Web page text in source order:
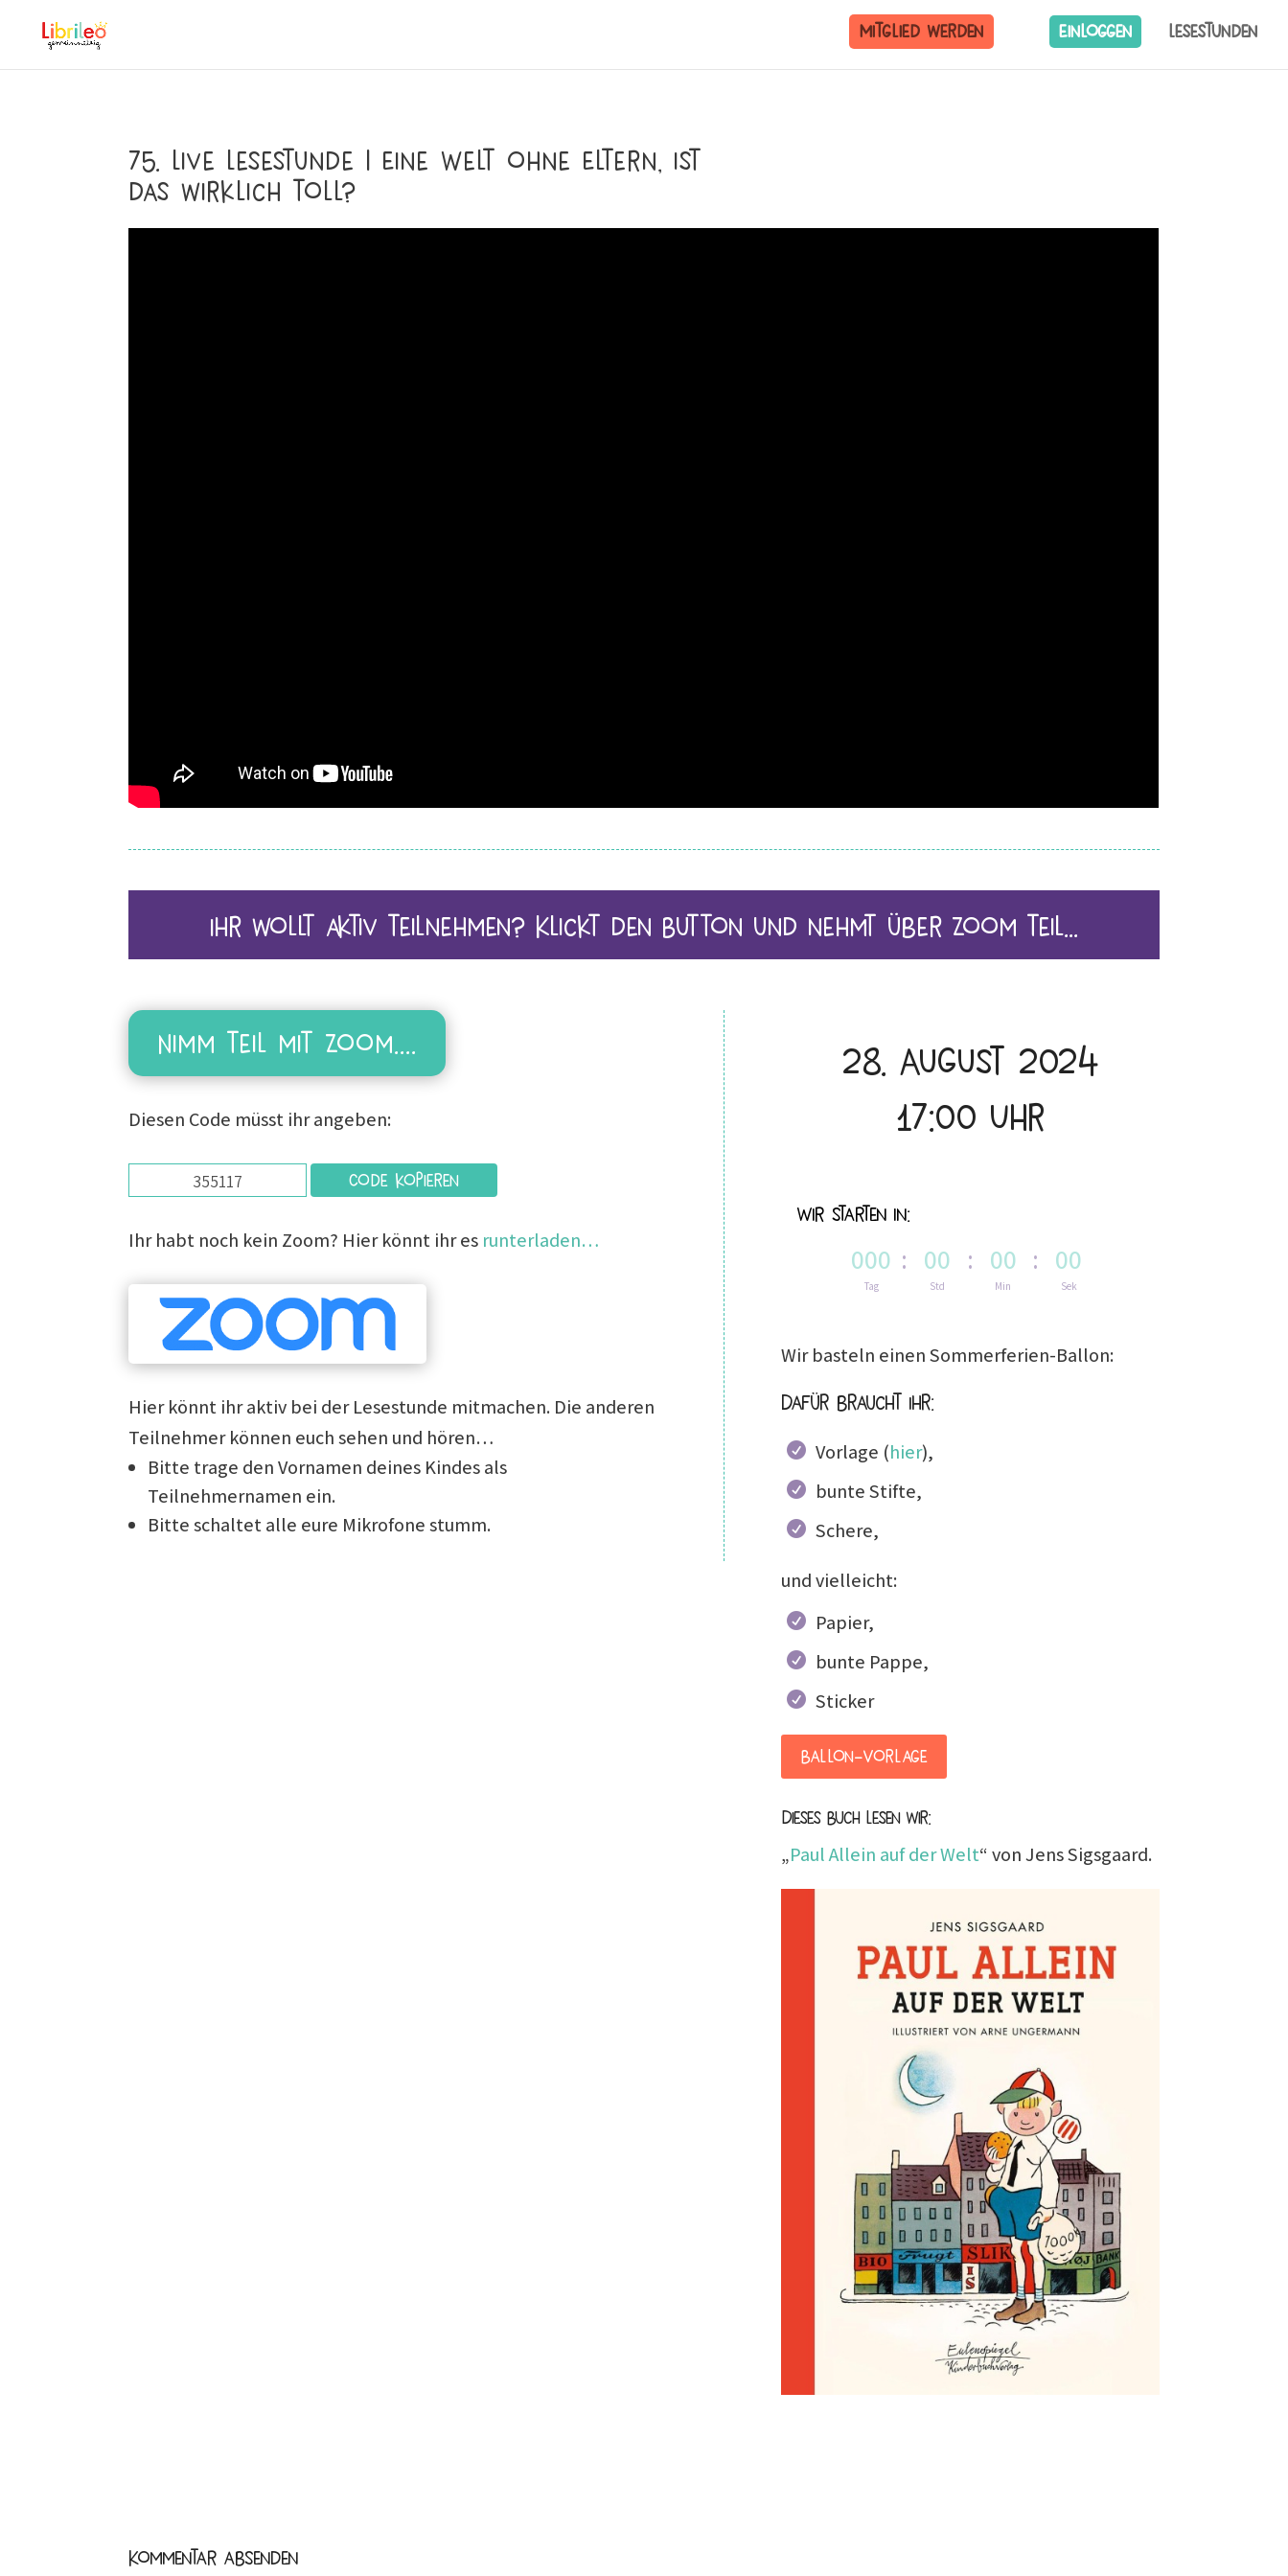
Mitglied werden Einloggen Lesestunden
75. Live Lesestunde | Eine Welt ohne Eltern, ist
das wirklich toll?
Ihr wollt aktiv teilnehmen? Klickt den Button und nehmt über Zoom teil…
Nimm teil mit Zoom....
Diesen Code müsst ihr angeben:
Code kopieren
Ihr habt noch kein Zoom? Hier könnt ihr es runterladen…
Hier könnt ihr aktiv bei der Lesestunde mitmachen. Die anderen
Teilnehmer können euch sehen und hören…
Bitte trage den Vornamen deines Kindes als
Teilnehmernamen ein.
Bitte schaltet alle eure Mikrofone stumm.
28. August 2024
17:00 Uhr
Wir starten in:
000
Tag
: 00
Std
: 00
Min
: 00
Sek
Wir basteln einen Sommerferien-Ballon:
Dafür braucht ihr:
Vorlage (hier),
bunte Stifte,
Schere,
und vielleicht:
Papier,
bunte Pappe,
Sticker
Ballon-Vorlage
Dieses Buch lesen wir:
„Paul Allein auf der Welt“ von Jens Sigsgaard.
Kommentar absenden